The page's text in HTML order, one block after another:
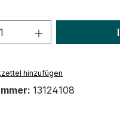
Anzahl: Gib
hinzufügen
13124108